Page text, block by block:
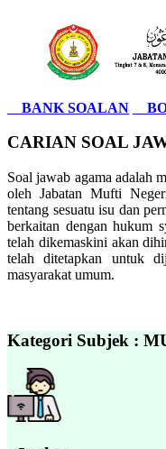
BANK SOALAN
CARIAN SOAL
Soal jawab agama adalah
oleh Jabatan Mufti
tentang sesuatu isu dan
berkaitan dengan hukum
telah dikemaskini akan
telah ditetapkan untuk
masyarakat umum.
Kategori Subjek :